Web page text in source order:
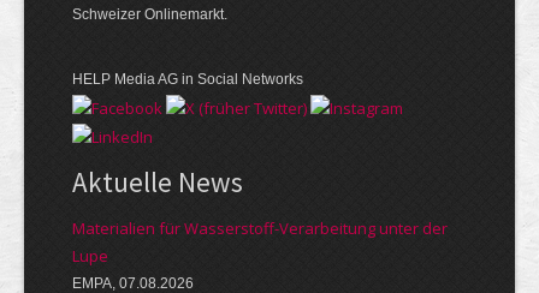
Schweizer Onlinemarkt.
HELP Media AG in Social Networks
Aktuelle News
Materialien für Wasserstoff-Verarbeitung unter der
Lupe
EMPA, 07.08.2026